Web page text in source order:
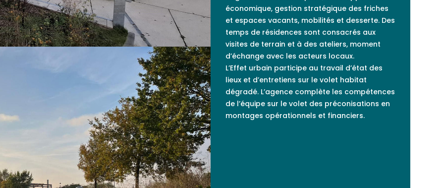
économique, gestion stratégique des friches
et espaces vacants, mobilités et desserte. Des
temps de résidences sont consacrés aux
visites de terrain et à des ateliers, moment
d’échange avec les acteurs locaux.
L’Effet urbain participe au travail d’état des
lieux et d’entretiens sur le volet habitat
dégradé. L’agence complète les compétences
de l’équipe sur le volet des préconisations en
montages opérationnels et financiers.